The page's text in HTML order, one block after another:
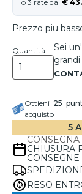
€
Prezzo piu
Quantità
Sei
Ottieni 25
acquisto
5
CONSEGNA
CHIUSURA
RESO